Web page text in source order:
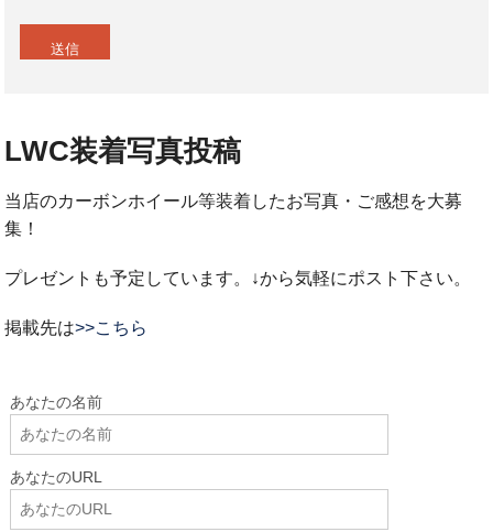
LWC装着写真投稿
当店のカーボンホイール等装着したお写真・ご感想を大募
集！
プレゼントも予定しています。↓から気軽にポスト下さい。
掲載先は>>こちら
あなたの名前
あなたのURL